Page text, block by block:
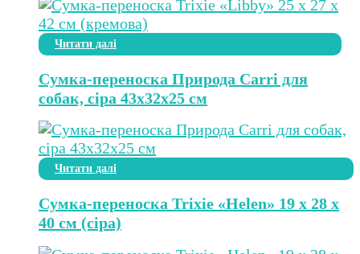
Читати далі
Сумка-переноска Природа Carri для
собак, сіра 43х32х25 см
Читати далі
Сумка-переноска Trixie «Helen» 19 x 28 x
40 см (сіра)